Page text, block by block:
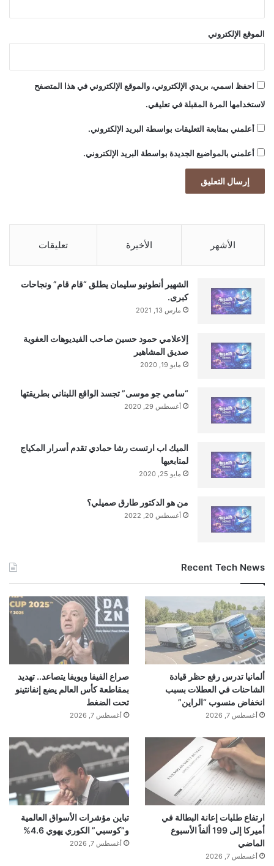
الموقع الإلكتروني
احفظ اسمي، بريدي الإلكتروني، والموقع الإلكتروني في هذا المتصفح
لاستخدامها المرة المقبلة في تعليقي.
أعلمني بمتابعة التعليقات بواسطة البريد الإلكتروني.
أعلمني بالمواضيع الجديدة بواسطة البريد الإلكتروني.
الأشهر الأخيرة تعليقات
الشهير أنطونيو سليمان يطلق “قام قام” ونجاحات
كبرى.
مارس 13, 2021
إلاعلامي حمود حسين صاحب الفيديوهات العفوية
صديق المشاهير
مايو 19, 2020
“سامي جو موسى” تجسد الواقع اللبناني بطريقتها
أغسطس 29, 2020
الميك اب ارتست رشا حمادي تقدم أسرار المكياج
لمتابعيها
مايو 25, 2020
من هو الدكتور طارق صميلي؟
أغسطس 20, 2022
Recent Tech News
ألمانيا تدرس رفع حظر قيادة
الشاحنات في العطلات بسبب
انخفاض منسوب “الراين”
أغسطس 7, 2026
صراع الفيفا ويويفا يتصاعد.. تهديد
بمقاطعة كأس العالم يضع إنفانتينو
تحت الضغط
أغسطس 7, 2026
ارتفاع طلبات إعانة البطالة في
أميركا إلى 199 ألفاً الأسبوع
الماضي
أغسطس 7, 2026
تباين مؤشرات الأسواق العالمية
و”كوسبي” الكوري يهوي 4.6%
أغسطس 7, 2026